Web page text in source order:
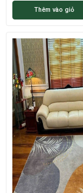
Thêm vào giỏ